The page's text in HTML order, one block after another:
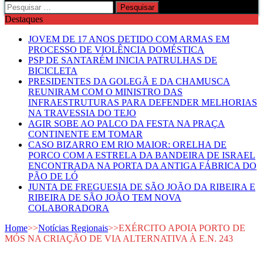
Pesquisar
por:
Destaques
JOVEM DE 17 ANOS DETIDO COM ARMAS EM
PROCESSO DE VIOLÊNCIA DOMÉSTICA
PSP DE SANTARÉM INICIA PATRULHAS DE
BICICLETA
PRESIDENTES DA GOLEGÃ E DA CHAMUSCA
REUNIRAM COM O MINISTRO DAS
INFRAESTRUTURAS PARA DEFENDER MELHORIAS
NA TRAVESSIA DO TEJO
AGIR SOBE AO PALCO DA FESTA NA PRAÇA
CONTINENTE EM TOMAR
CASO BIZARRO EM RIO MAIOR: ORELHA DE
PORCO COM A ESTRELA DA BANDEIRA DE ISRAEL
ENCONTRADA NA PORTA DA ANTIGA FÁBRICA DO
PÃO DE LÓ
JUNTA DE FREGUESIA DE SÃO JOÃO DA RIBEIRA E
RIBEIRA DE SÃO JOÃO TEM NOVA
COLABORADORA
Home>>Notícias Regionais>>EXÉRCITO APOIA PORTO DE
MÓS NA CRIAÇÃO DE VIA ALTERNATIVA À E.N. 243